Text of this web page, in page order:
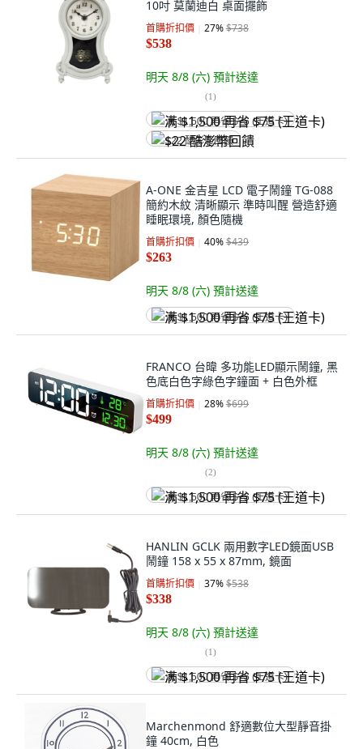
10吋 莫蘭迪白 桌面擺飾
首購折扣價 27%$738
$538
明天 8/8 (六) 預計送達
(1)
满 $1,500 再省 $75 (王道卡)
$22 酷澎幣回饋
A-ONE 金吉星 LCD 電子鬧鐘 TG-088
簡約木紋 清晰顯示 準時叫醒 營造舒適
睡眠環境, 顏色隨機
首購折扣價 40%$439
$263
明天 8/8 (六) 預計送達
满 $1,500 再省 $75 (王道卡)
FRANCO 台暐 多功能LED顯示鬧鐘, 黑
色底白色字綠色字鐘面 + 白色外框
首購折扣價 28%$699
$499
明天 8/8 (六) 預計送達
(2)
满 $1,500 再省 $75 (王道卡)
HANLIN GCLK 兩用數字LED鏡面USB
鬧鐘 158 x 55 x 87mm, 鏡面
首購折扣價 37%$538
$338
明天 8/8 (六) 預計送達
(1)
满 $1,500 再省 $75 (王道卡)
Marchenmond 舒適數位大型靜音掛
鐘 40cm, 白色